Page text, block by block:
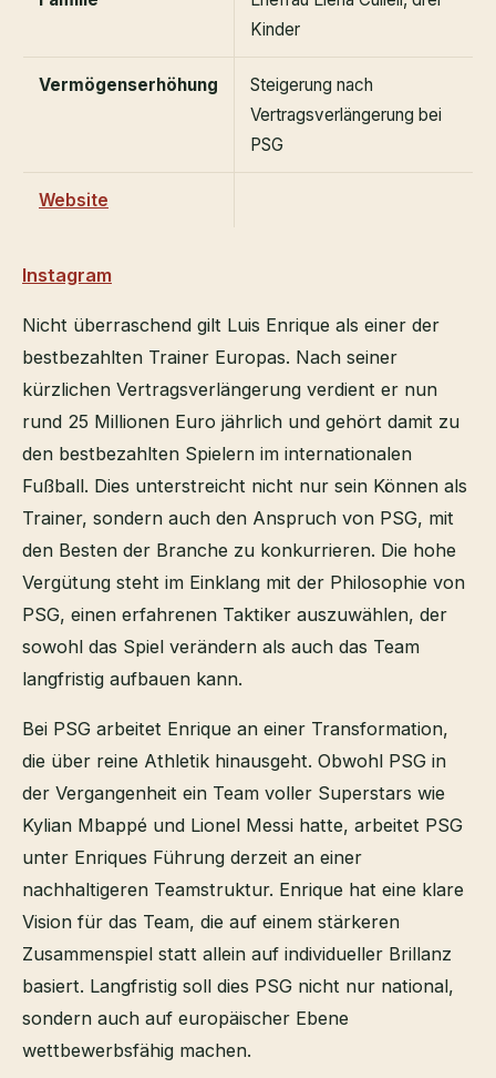
Kinder
Vermögenserhöhung
Steigerung nach
Vertragsverlängerung bei
PSG
Website
Instagram
Nicht überraschend gilt Luis Enrique als einer der
bestbezahlten Trainer Europas. Nach seiner
kürzlichen Vertragsverlängerung verdient er nun
rund 25 Millionen Euro jährlich und gehört damit zu
den bestbezahlten Spielern im internationalen
Fußball. Dies unterstreicht nicht nur sein Können als
Trainer, sondern auch den Anspruch von PSG, mit
den Besten der Branche zu konkurrieren. Die hohe
Vergütung steht im Einklang mit der Philosophie von
PSG, einen erfahrenen Taktiker auszuwählen, der
sowohl das Spiel verändern als auch das Team
langfristig aufbauen kann.
Bei PSG arbeitet Enrique an einer Transformation,
die über reine Athletik hinausgeht. Obwohl PSG in
der Vergangenheit ein Team voller Superstars wie
Kylian Mbappé und Lionel Messi hatte, arbeitet PSG
unter Enriques Führung derzeit an einer
nachhaltigeren Teamstruktur. Enrique hat eine klare
Vision für das Team, die auf einem stärkeren
Zusammenspiel statt allein auf individueller Brillanz
basiert. Langfristig soll dies PSG nicht nur national,
sondern auch auf europäischer Ebene
wettbewerbsfähig machen.